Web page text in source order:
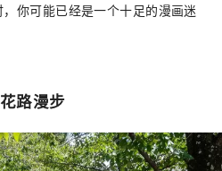
你可能已经是一个十足的漫画迷
路漫步